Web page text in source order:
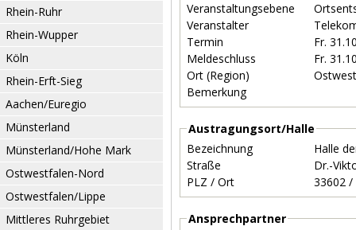
Rhein-Ruhr
Rhein-Wupper
Köln
Rhein-Erft-Sieg
Aachen/Euregio
Münsterland
Münsterland/Hohe Mark
Ostwestfalen-Nord
Ostwestfalen/Lippe
Mittleres Ruhrgebiet
Veranstaltungsebene
Veranstalter
Termin
Fr.
Meldeschluss
Fr.
Ort (Region)
Bemerkung
Austragungsort/Halle
Bezeichnung
Halle
Straße
Dr.-
PLZ / Ort
Ansprechpartner